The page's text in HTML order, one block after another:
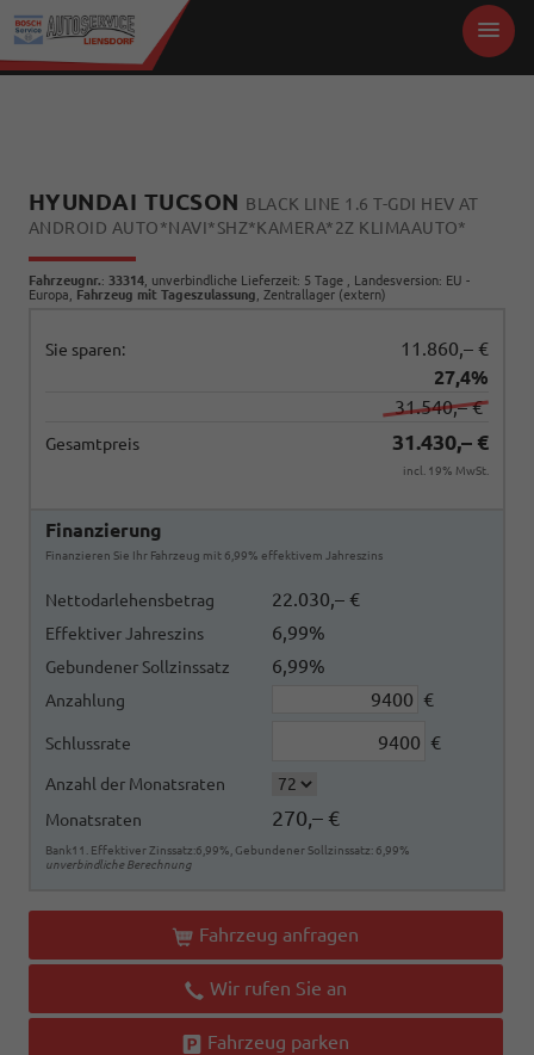
HYUNDAI TUCSON BLACK LINE 1.6 T-GDI HEV AT
ANDROID AUTO*NAVI*SHZ*KAMERA*2Z KLIMAAUTO*
Fahrzeugnr.: 33314 , unverbindliche Lieferzeit: 5 Tage , Landesversion: EU -
Europa, Fahrzeug mit Tageszulassung , Zentrallager (extern)
Sie sparen:
11.860,– €
27,4%
31.540,– €
Gesamtpreis 31.430,– €
incl. 19% MwSt.
Finanzierung
Finanzieren Sie Ihr Fahrzeug mit 6,99% effektivem Jahreszins
Nettodarlehensbetrag 22.030,– €
Effektiver Jahreszins 6,99%
Gebundener Sollzinssatz 6,99%
Anzahlung €
Schlussrate €
Anzahl der Monatsraten
Monatsraten
270,– €
Bank11. Effektiver Zinssatz:6,99%, Gebundener Sollzinssatz: 6,99%
unverbindliche Berechnung
Fahrzeug anfragen
Wir rufen Sie an
Fahrzeug parken